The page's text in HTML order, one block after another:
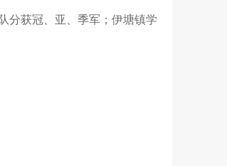
分获冠、亚、季军；伊塘镇学